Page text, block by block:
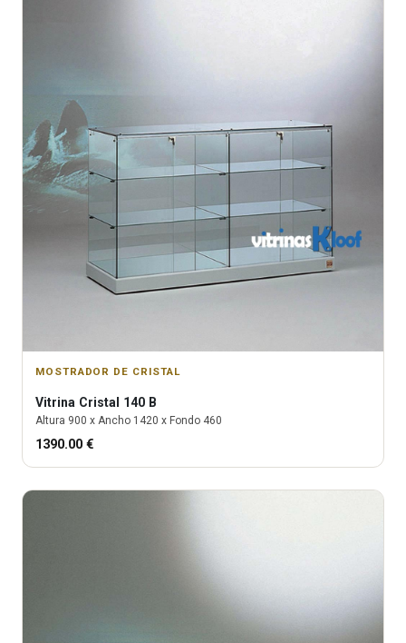
MOSTRADOR DE CRISTAL
Vitrina Cristal 140 B
Altura 900 x Ancho 1420 x Fondo 460
1390.00 €